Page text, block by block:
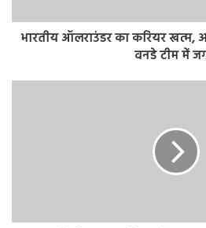
भारतीय ऑलराउंडर का करियर खत्म,
वनडे टीम में